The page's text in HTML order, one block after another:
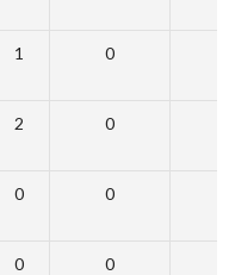
1 0
2 0
0 0
0 0